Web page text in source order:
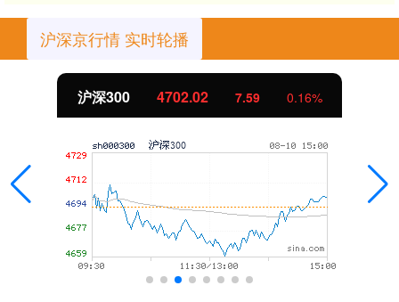
沪深京行情 实时轮播
北证50 1122.88 -11.37 -1.00%